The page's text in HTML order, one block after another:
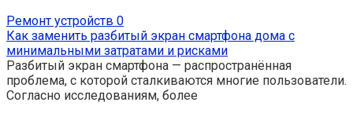
Ремонт устройств 0
Как заменить разбитый экран смартфона дома с
минимальными затратами и рисками
Разбитый экран смартфона — распространённая
проблема, с которой сталкиваются многие пользователи.
Согласно исследованиям, более